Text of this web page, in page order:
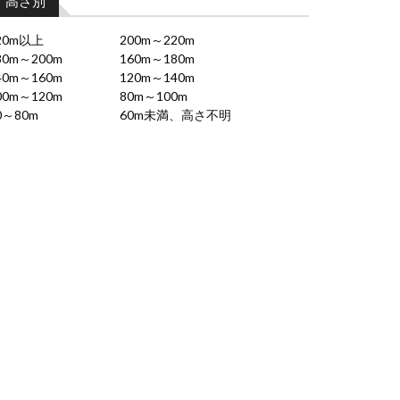
以上
200m～220m
～200m
160m～180m
～160m
120m～140m
～120m
80m～100m
80m
60m未満、高さ不明